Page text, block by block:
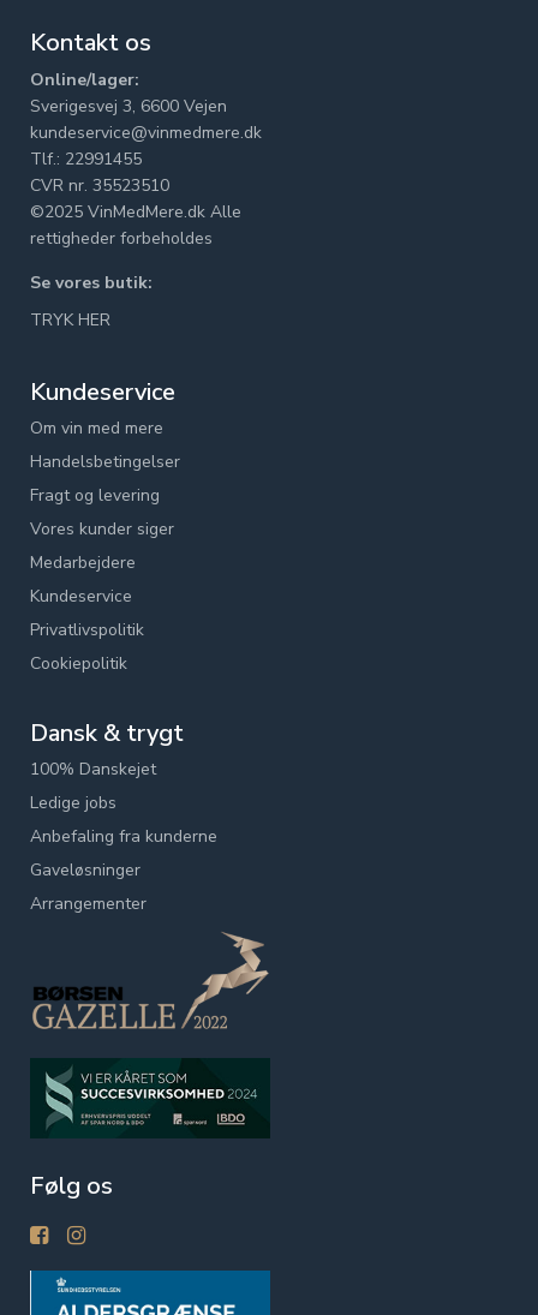
Kontakt os
Online/lager:
Sverigesvej 3, 6600 Vejen
kundeservice@vinmedmere.dk
Tlf.: 22991455
CVR nr. 35523510
©2025 VinMedMere.dk Alle
rettigheder forbeholdes
Se vores butik:
TRYK HER
Kundeservice
Om vin med mere
Handelsbetingelser
Fragt og levering
Vores kunder siger
Medarbejdere
Kundeservice
Privatlivspolitik
Cookiepolitik
Dansk & trygt
100% Danskejet
Ledige jobs
Anbefaling fra kunderne
Gaveløsninger
Arrangementer
Følg os